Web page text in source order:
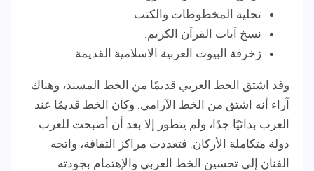
تحلية المخطوطات والكتب.
نسخ آيات القرآن الكريم.
زخرفة البيوت العربية الاسلامية القديمة.
وقد اشتق الخط العربي قديمًا من الخط المسند، وهناك
آراء أنه اشتق من الخط الآرامي. وكان الخط قديمًا عند
العرب بدائيًا جدًا، ولم يتطور إلا بعد أن أصبحت للعرب
دولة متكاملة الأركان. فتعددت مراكز الثقافة، واتجه
الفنان إلى تحسين الخط العربي والإهتمام بجودته